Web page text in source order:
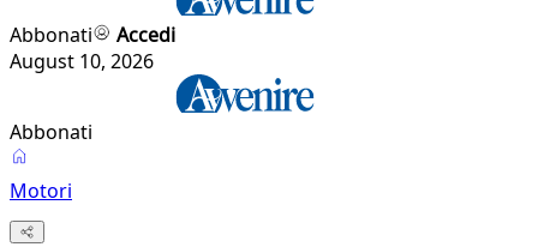
Abbonati
Accedi
August 10, 2026
Abbonati
Motori